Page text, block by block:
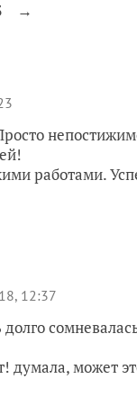
→
работами.
12:37
думала, может